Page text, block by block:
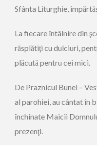
Sfânta Liturghie,
La fiecare întâlnire din
răsplătiţi cu dulciuri,
plăcută pentru cei mici.
De Praznicul Bunei –
al parohiei, au cântat în
închinate Maicii
prezenţi.